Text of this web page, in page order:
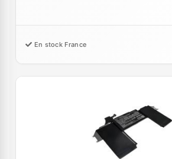
En stock France